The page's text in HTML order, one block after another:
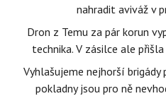
nahradit aviváž v
Dron z Temu za pár korun
technika. V zásilce ale
Vyhlašujeme nejhorší brigády
pokladny jsou pro ně